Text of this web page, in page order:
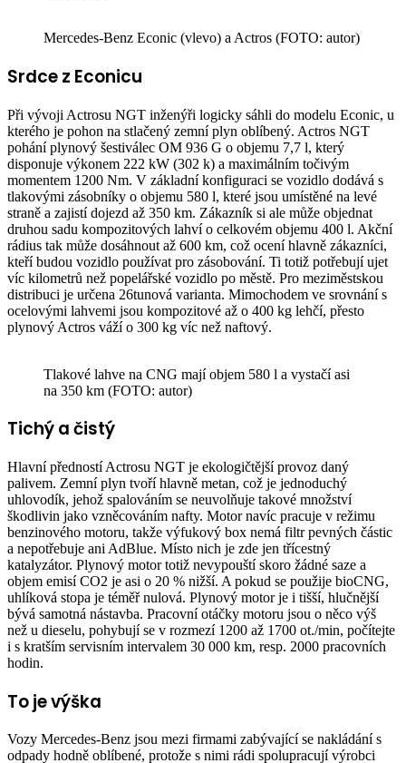
Mercedes-Benz Econic (vlevo) a Actros (FOTO: autor)
Srdce z Econicu
Při vývoji Actrosu NGT inženýři logicky sáhli do modelu Econic, u
kterého je pohon na stlačený zemní plyn oblíbený. Actros NGT
pohání plynový šestiválec OM 936 G o objemu 7,7 l, který
disponuje výkonem 222 kW (302 k) a maximálním točivým
momentem 1200 Nm. V základní konfiguraci se vozidlo dodává s
tlakovými zásobníky o objemu 580 l, které jsou umístěné na levé
straně a zajistí dojezd až 350 km. Zákazník si ale může objednat
druhou sadu kompozitových lahví o celkovém objemu 400 l. Akční
rádius tak může dosáhnout až 600 km, což ocení hlavně zákazníci,
kteří budou vozidlo používat pro zásobování. Ti totiž potřebují ujet
víc kilometrů než popelářské vozidlo po městě. Pro meziměstskou
distribuci je určena 26tunová varianta. Mimochodem ve srovnání s
ocelovými lahvemi jsou kompozitové až o 400 kg lehčí, přesto
plynový Actros váží o 300 kg víc než naftový.
Tlakové lahve na CNG mají objem 580 l a vystačí asi
na 350 km (FOTO: autor)
Tichý a čistý
Hlavní předností Actrosu NGT je ekologičtější provoz daný
palivem. Zemní plyn tvoří hlavně metan, což je jednoduchý
uhlovodík, jehož spalováním se neuvolňuje takové množství
škodlivin jako vzněcováním nafty. Motor navíc pracuje v režimu
benzinového motoru, takže výfukový box nemá filtr pevných částic
a nepotřebuje ani AdBlue. Místo nich je zde jen třícestný
katalyzátor. Plynový motor totiž nevypouští skoro žádné saze a
objem emisí CO2 je asi o 20 % nižší. A pokud se použije bioCNG,
uhlíková stopa je téměř nulová. Plynový motor je i tišší, hlučnější
bývá samotná nástavba. Pracovní otáčky motoru jsou o něco výš
než u dieselu, pohybují se v rozmezí 1200 až 1700 ot./min, počítejte
i s kratším servisním intervalem 30 000 km, resp. 2000 pracovních
hodin.
To je výška
Vozy Mercedes-Benz jsou mezi firmami zabývající se nakládání s
odpady hodně oblíbené, protože s nimi rádi spolupracují výrobci